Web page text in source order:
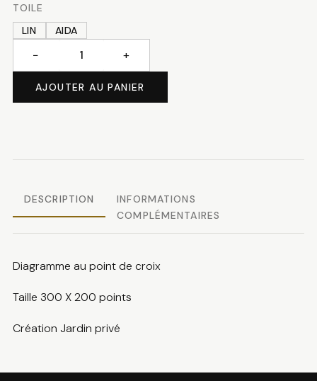
TOILE
LIN
AIDA
Sampler
− +
AJOUTER AU PANIER
DESCRIPTION
INFORMATIONS
COMPLÉMENTAIRES
Diagramme au point de croix
Taille 300 X 200 points
Création Jardin privé